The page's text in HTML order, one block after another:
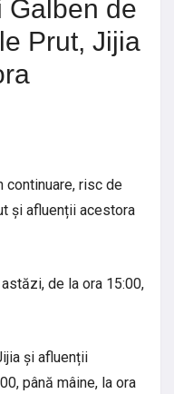
Galben de
Prut, Jijia
continuare, risc de
și afluenții acestora
de la ora 15:00,
și afluenții
până mâine, la ora